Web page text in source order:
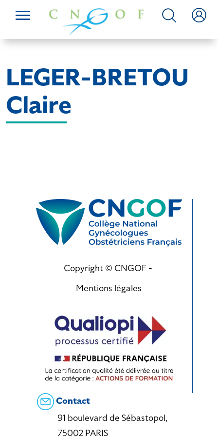
LEGER-BRETOU
Claire
Copyright © CNGOF -
Mentions légales
Contact
91 boulevard de Sébastopol,
75002 PARIS